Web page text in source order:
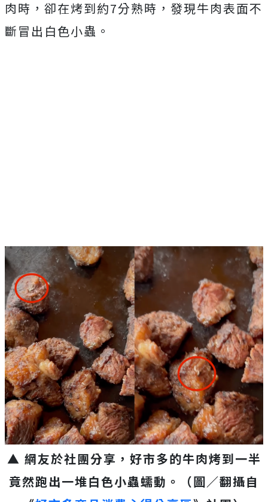
肉時，卻在烤到約7分熟時，發現牛肉表面不
斷冒出白色小蟲。
▲ 網友於社團分享，好市多的牛肉烤到一半
竟然跑出一堆白色小蟲蠕動。（圖／翻攝自